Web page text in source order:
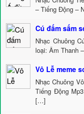
– Tiếng Động –
Cú đấm sấm
Nhạc Chuông
loại: Âm Thanh
Vô Lễ meme
Nhạc Chuông
Tiếng Động
[…]